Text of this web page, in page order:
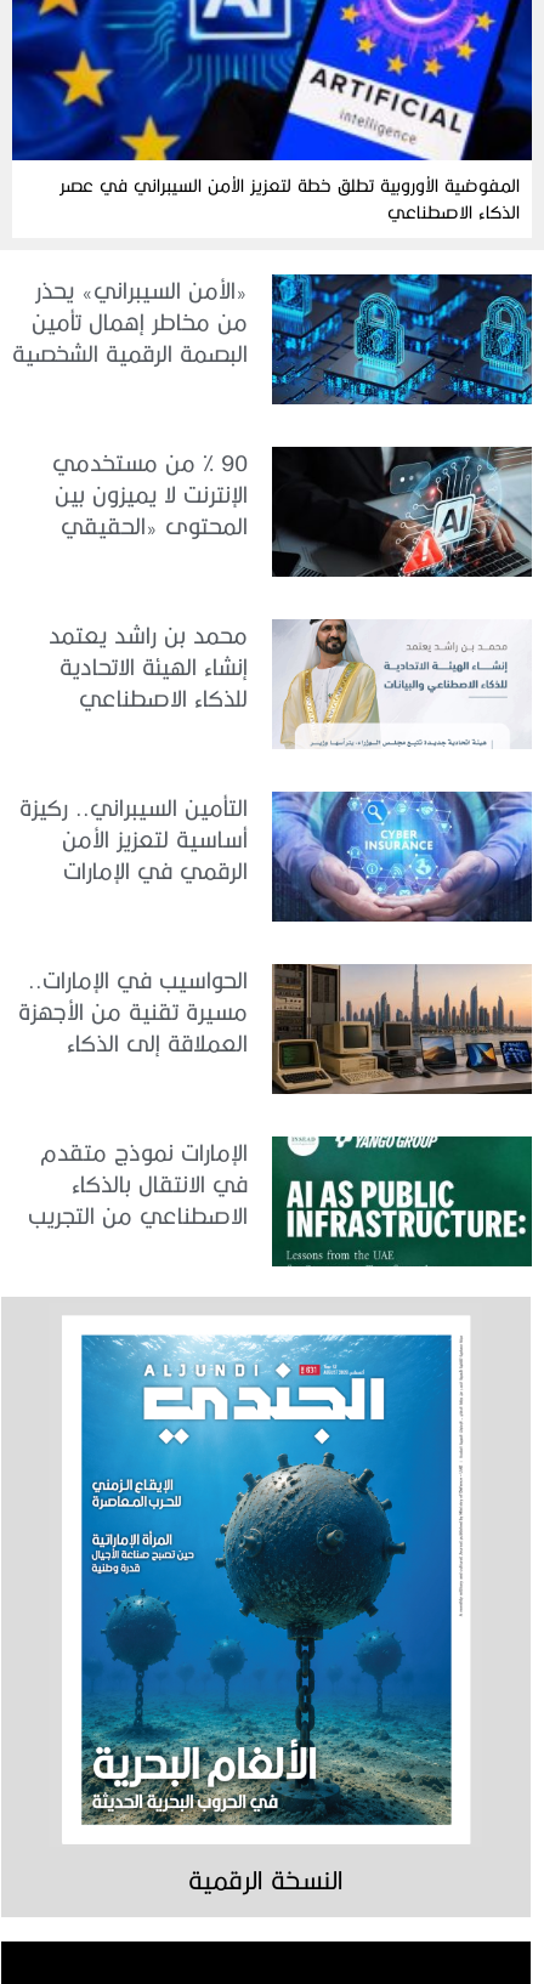
المفوضية الأوروبية تطلق خطة لتعزيز الأمن السيبراني في عصر
الذكاء الاصطناعي
«الأمن السيبراني» يحذر
من مخاطر إهمال تأمين
البصمة الرقمية الشخصية
90 % من مستخدمي
الإنترنت لا يميزون بين
المحتوى «الحقيقي
محمد بن راشد يعتمد
إنشاء الهيئة الاتحادية
للذكاء الاصطناعي
التأمين السيبراني.. ركيزة
أساسية لتعزيز الأمن
الرقمي في الإمارات
الحواسيب في الإمارات..
مسيرة تقنية من الأجهزة
العملاقة إلى الذكاء
الإمارات نموذج متقدم
في الانتقال بالذكاء
الاصطناعي من التجريب
النسخة الرقمية